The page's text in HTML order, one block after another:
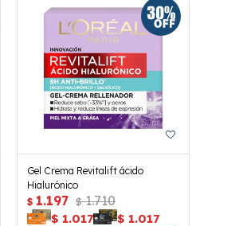
Gel Crema Revitalift ácido
Hialurónico
$ 1.197 $ 1.710
$ 1.017 $ 1.017